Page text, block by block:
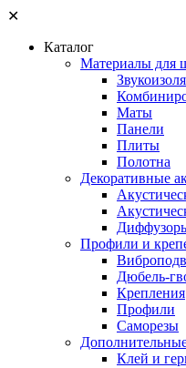
✕
Каталог
Материалы для
Маты
Панели
Плиты
Полотна
Декоративные
Профили и
Дюбель-
Крепления
Профили
Саморезы
Клей и